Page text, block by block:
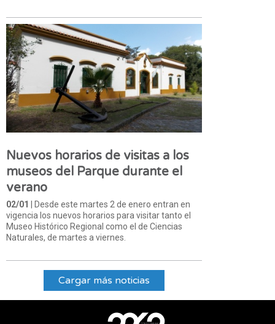
Nuevos horarios de visitas a los
museos del Parque durante el
verano
02/01
| Desde este martes 2 de enero entran en
vigencia los nuevos horarios para visitar tanto el
Museo Histórico Regional como el de Ciencias
Naturales, de martes a viernes.
Cargar más noticias